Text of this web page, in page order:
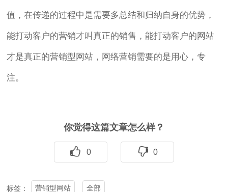
值，在传递的过程中是需要多总结和归纳自身的优势，
能打动客户的营销才叫真正的销售，能打动客户的网站
才是真正的营销型网站，网络营销需要的是用心，专
注。
你觉得这篇文章怎么样？
0 0
标签： 营销型网站 全部